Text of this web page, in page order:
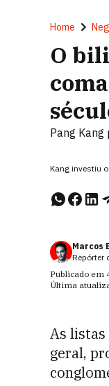
Home
O
Pang
Kang investiu
Marcos
Repórter
Publicado em
Última
As
geral,